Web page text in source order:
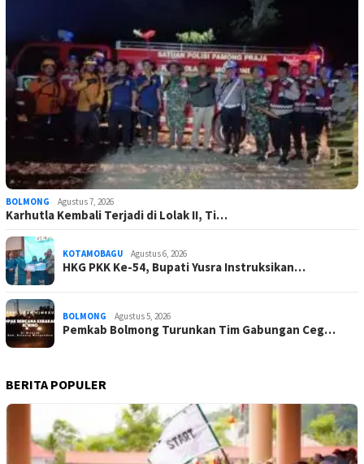
BOLMONG Agustus 7, 2026
Karhutla Kembali Terjadi di Lolak II, Ti…
KOTAMOBAGU Agustus 6, 2026
HKG PKK Ke-54, Bupati Yusra Instruksikan…
BOLMONG Agustus 5, 2026
Pemkab Bolmong Turunkan Tim Gabungan Ceg…
BERITA POPULER